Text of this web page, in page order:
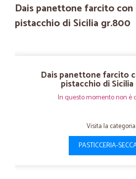
Dais panettone farcito con
pistacchio di Sicilia gr.800
Dais panettone farcito
pistacchio di
In questo momento non è
Visita la categoria
PASTICCERIA-